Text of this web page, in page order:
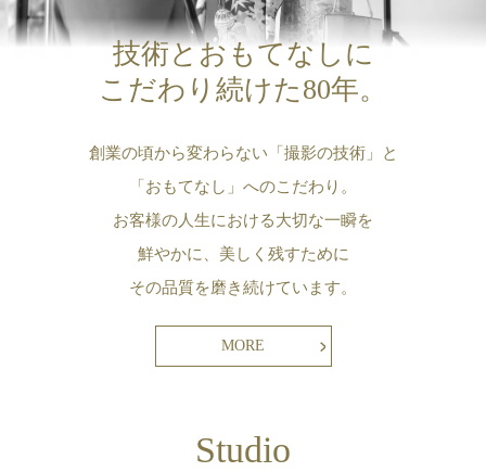
技術とおもてなしに
こだわり続けた80年。
創業の頃から変わらない「撮影の技術」と
「おもてなし」へのこだわり。
お客様の人生における大切な一瞬を
鮮やかに、美しく残すために
その品質を磨き続けています。
MORE
Studio